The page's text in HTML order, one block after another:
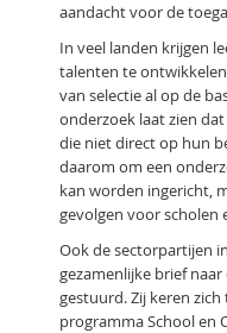
aandacht voor de
In veel landen krijgen
talenten te
van selectie al op de
onderzoek laat zien
die niet direct op hun
daarom om een
kan worden ingericht,
gevolgen voor scholen
Ook de sectorpartijen
gezamenlijke brief
gestuurd. Zij keren
programma School en